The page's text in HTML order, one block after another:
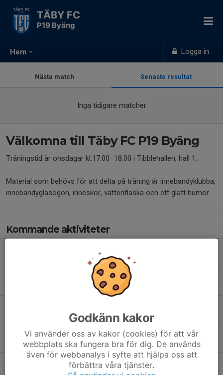
Hem Logga in
TÄBY FC
P19 Byäng
Nästa match Senaste resultat
Inga tidigare matcher
Välkomna till Täby FC P19 Byäng
Träningstid är onsdagar kl.17.00–18.00 i Tibblehallen, hall 1.
Material som behövs för att delta på träning är innebandyklubba,
innebandyglasögon, inneskor, vattenflaska och ett glatt humör.
Kommande aktiviteter
Tibblehallen, hall 1
Tibblehallen, hall 1
Tibblehallen, hall 1
Ons 9/9
17:00-18:00
Träning
Tibblehallen, hall 1
Träning
Tibblehallen, hall 1
Godkänn kakor
Vi använder oss av kakor (cookies) för att vår
webbplats ska fungera bra för dig. De används
även för webbanalys i syfte att hjälpa oss att
förbättra våra tjänster.